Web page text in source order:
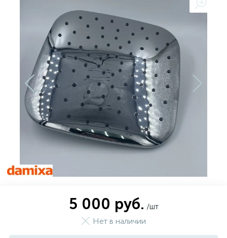
5 000 руб. /шт
Нет в наличии